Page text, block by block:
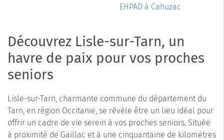
EHPAD à Cahuzac
Découvrez Lisle-sur-Tarn, un
havre de paix pour vos proches
seniors
Lisle-sur-Tarn, charmante commune du département du
Tarn, en région Occitanie, se révèle être un lieu idéal pour
offrir un cadre de vie serein à vos proches seniors. Située
à proximité de Gaillac et à une cinquantaine de kilomètres